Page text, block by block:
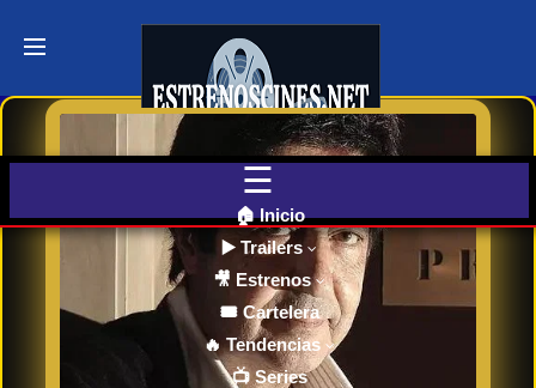
Últimos
AHORA
de Cine
🏠 Inicio
▶️ Trailers
🎥 Estrenos
🎟️ Cartelera
🔥 Tendencias
📺 Series